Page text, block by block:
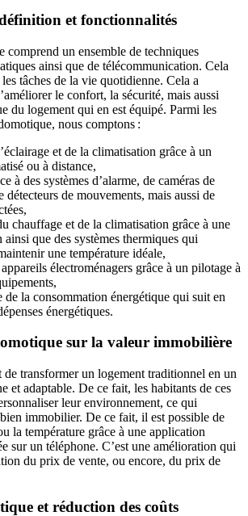
et fonctionnalités
comprend un ensemble de techniques
ainsi que de télécommunication. Cela
tâches de la vie quotidienne. Cela a
le confort, la sécurité, mais aussi
du logement qui en est équipé. Parmi les
nous comptons :
et de la climatisation grâce à un
ou à distance,
à des systèmes d’alarme, de caméras de
détecteurs de mouvements, mais aussi de
chauffage et de la climatisation grâce à une
que des systèmes thermiques qui
une température idéale,
électroménagers grâce à un pilotage à
de la consommation énergétique qui suit en
énergétiques.
sur la valeur immobilière
transformer un logement traditionnel en un
et adaptable. De ce fait, les habitants de ces
leur environnement, ce qui
immobilier. De ce fait, il est possible de
la température grâce à une application
sur un téléphone. C’est une amélioration qui
du prix de vente, ou encore, du prix de
et réduction des coûts